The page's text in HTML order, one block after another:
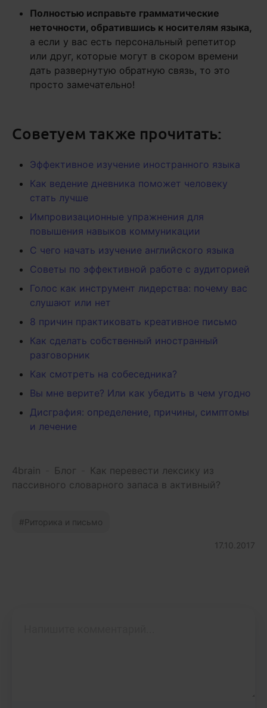
Полностью исправьте грамматические
неточности, обратившись к носителям языка,
а если у вас есть персональный репетитор
или друг, которые могут в скором времени
дать развернутую обратную связь, то это
просто замечательно!
Советуем также прочитать:
Эффективное изучение иностранного языка
Как ведение дневника поможет человеку
стать лучше
Импровизационные упражнения для
повышения навыков коммуникации
С чего начать изучение английского языка
Советы по эффективной работе с аудиторией
Голос как инструмент лидерства: почему вас
слушают или нет
8 причин практиковать креативное письмо
Как сделать собственный иностранный
разговорник
Как смотреть на собеседника?
Вы мне верите? Или как убедить в чем угодно
Дисграфия: определение, причины, симптомы
и лечение
4brain Блог
Как перевести лексику из
пассивного словарного запаса в активный?
Риторика и письмо
17.10.2017